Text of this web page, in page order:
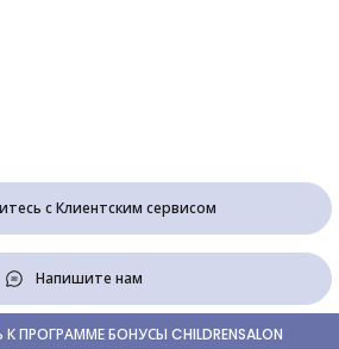
с Клиентским сервисом
Напишите нам
ПРОГРАММЕ БОНУСЫ CHILDRENSALON